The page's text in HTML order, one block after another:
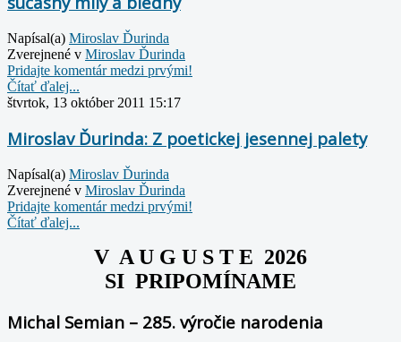
Napísal(a) Miroslav Ďurinda
Zverejnené v Miroslav Ďurinda
Pridajte komentár medzi prvými!
Čítať ďalej...
štvrtok, 13 október 2011 15:17
Miroslav Ďurinda: Z poetickej jesennej palety
Napísal(a) Miroslav Ďurinda
Zverejnené v Miroslav Ďurinda
Pridajte komentár medzi prvými!
Čítať ďalej...
V A U G U S T E 2026
SI PRIPOMÍNAME
Michal Semian – 285. výročie narodenia